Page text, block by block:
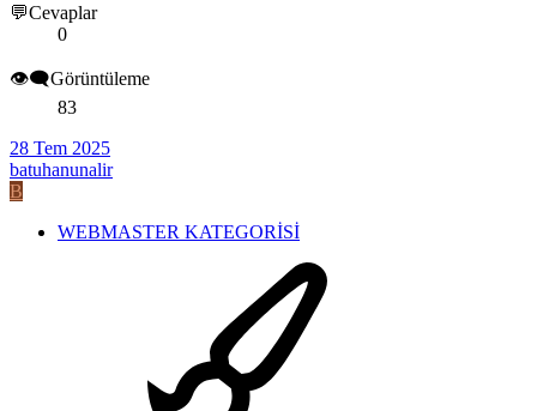
💬Cevaplar
0
👁️‍🗨️Görüntüleme
83
28 Tem 2025
batuhanunalir
B
WEBMASTER KATEGORİSİ